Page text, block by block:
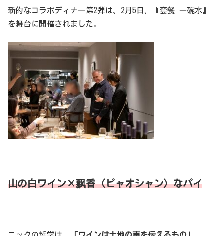
新的なコラボディナー第2弾は、2月5日、『套餐 一碗水』
を舞台に開催されました。
山の白ワイン×飘香（ピャオシャン）なパイ